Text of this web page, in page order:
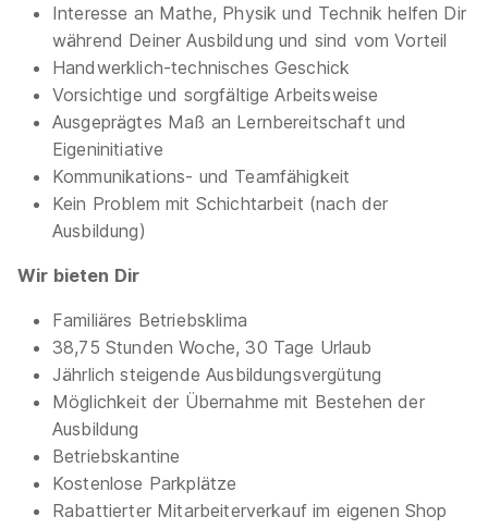
Ausbildung Fachkraft für Lebensmitteltechnik
(m/w/d) - 2026 Schäfer's Produktionsgesellschaft
mbH
01.08.2026
Ausbildung zum Umwelttechnologen (m/w/d)
für Abwasserbewirtschaftung ab August 2027
Wasserverband Peine
01.08.2027
Interesse an Mathe, Physik und Technik helfen Dir
während Deiner Ausbildung und sind vom Vorteil
Handwerklich-technisches Geschick
Vorsichtige und sorgfältige Arbeitsweise
Ausgeprägtes Maß an Lernbereitschaft und
Eigeninitiative
Kommunikations- und Teamfähigkeit
Kein Problem mit Schichtarbeit (nach der
Ausbildung)
Wir bieten Dir
Familiäres Betriebsklima
38,75 Stunden Woche, 30 Tage Urlaub
Jährlich steigende Ausbildungsvergütung
Möglichkeit der Übernahme mit Bestehen der
Ausbildung
Betriebskantine
Kostenlose Parkplätze
Rabattierter Mitarbeiterverkauf im eigenen Shop